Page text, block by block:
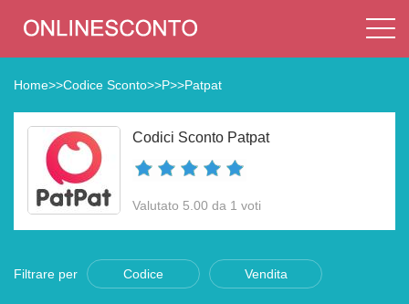
Home>>Codice Sconto>>P>>Patpat
Codici Sconto Patpat
Valutato 5.00 da 1 voti
Filtrare per Codice Vendita